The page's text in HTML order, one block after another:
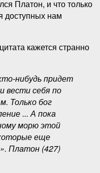
Платон, и что только
доступных нам
кажется странно
нибудь придет
вести себя по
Только бог
... А пока
морю этой
еще
Платон (427)